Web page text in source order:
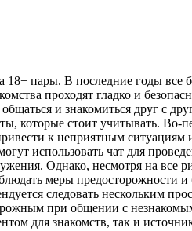
18+ пaры. В последние годы все
проходят гладко и
и знакомиться друг с
стоит учитывать. Во-
к неприятным ситуациям
использовать чат для
Однако, несмотря на все
меры
следовать нескольким
при общении с
для знакомств, так и